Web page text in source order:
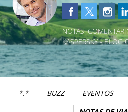
NOTAS,
KASPERSKY - BLOG
*.* BUZZ EVENTOS